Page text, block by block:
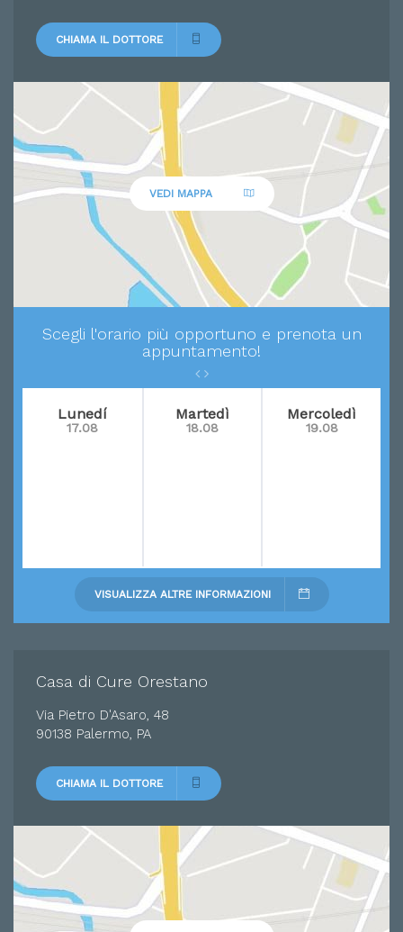
CHIAMA IL DOTTORE
VEDI MAPPA
Scegli l'orario più opportuno e prenota un
appuntamento!
Lunedí
17.08
Martedì
18.08
Mercoledì
19.08
VISUALIZZA ALTRE INFORMAZIONI
Casa di Cure Orestano
Via Pietro D'Asaro, 48
90138 Palermo, PA
CHIAMA IL DOTTORE